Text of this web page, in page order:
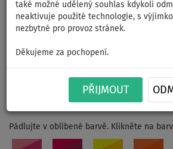
také možné udělený souhlas kdykoli
neaktivuje použité technologie, s
nezbytné pro provoz stránek.
Děkujeme za pochopení.
PŘIJMOUT
Oblečení nejen k
PADDLEFASHION.com si svůj oblíbený sport
Pádlujte v oblíbené barvě. Klikněte na